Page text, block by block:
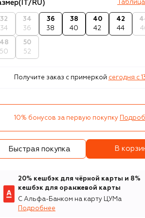
(IT/RU)
32
34
34
36
36
38
38
40
40
42
42
44
50
50
52
Получите заказ с примеркой сегодня c
10% бонусов за первую покупку
Быстрая покупка В
20% кешбэк для чёрной карты и 8%
кешбэк для оранжевой карты
С Альфа-Банком на карту ЦУМа
Подробнее